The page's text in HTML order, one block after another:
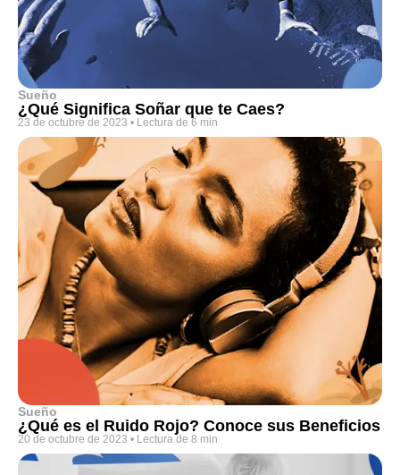
Sueño
¿Qué Significa Soñar que te Caes?
23 de octubre de 2023 • Lectura de 6 min
Sueño
¿Qué es el Ruido Rojo? Conoce sus Beneficios
20 de octubre de 2023 • Lectura de 8 min